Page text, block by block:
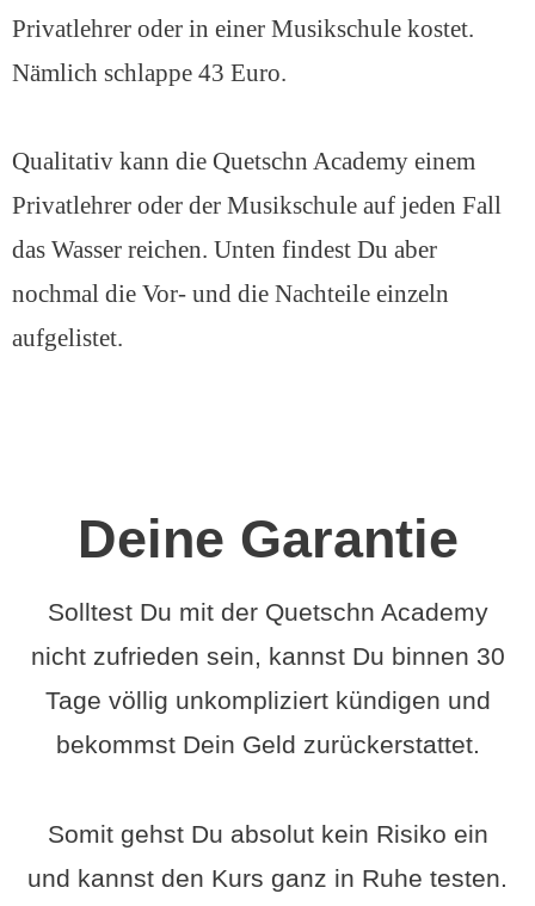
Privatlehrer oder in einer Musikschule kostet.
Nämlich schlappe 43 Euro.
Qualitativ kann die Quetschn Academy einem
Privatlehrer oder der Musikschule auf jeden Fall
das Wasser reichen. Unten findest Du aber
nochmal die Vor- und die Nachteile einzeln
aufgelistet.
Deine Garantie
Solltest Du mit der Quetschn Academy
nicht zufrieden sein, kannst Du binnen 30
Tage völlig unkompliziert kündigen und
bekommst Dein Geld zurückerstattet.
Somit gehst Du absolut kein Risiko ein
und kannst den Kurs ganz in Ruhe testen.